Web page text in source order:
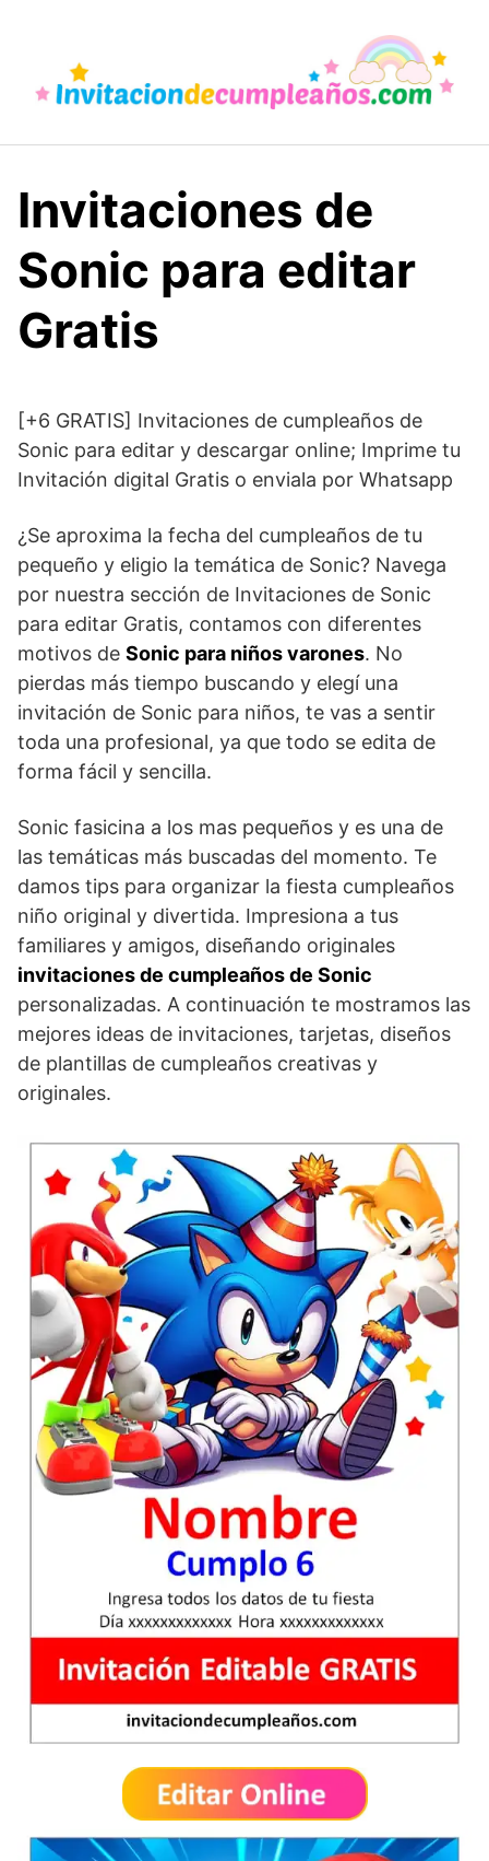
contenido
Invitaciones de
Sonic para editar
Gratis
[+6 GRATIS] Invitaciones de cumpleaños de
Sonic para editar y descargar online; Imprime tu
Invitación digital Gratis o enviala por Whatsapp
¿Se aproxima la fecha del cumpleaños de tu
pequeño y eligio la temática de Sonic? Navega
por nuestra sección de Invitaciones de Sonic
para editar Gratis, contamos con diferentes
motivos de Sonic para niños varones. No
pierdas más tiempo buscando y elegí una
invitación de Sonic para niños, te vas a sentir
toda una profesional, ya que todo se edita de
forma fácil y sencilla.
Sonic fasicina a los mas pequeños y es una de
las temáticas más buscadas del momento. Te
damos tips para organizar la fiesta cumpleaños
niño original y divertida. Impresiona a tus
familiares y amigos, diseñando originales
invitaciones de cumpleaños de Sonic
personalizadas. A continuación te mostramos las
mejores ideas de invitaciones, tarjetas, diseños
de plantillas de cumpleaños creativas y
originales.